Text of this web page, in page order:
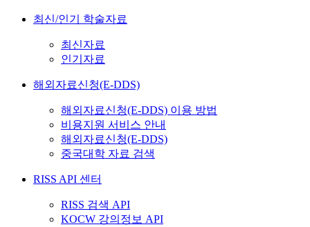
최신/인기 학술자료
최신자료
인기자료
해외자료신청(E-DDS)
해외자료신청(E-DDS) 이용 방법
비용지원 서비스 안내
해외자료신청(E-DDS)
중국대학 자료 검색
RISS API 센터
RISS 검색 API
KOCW 강의정보 API